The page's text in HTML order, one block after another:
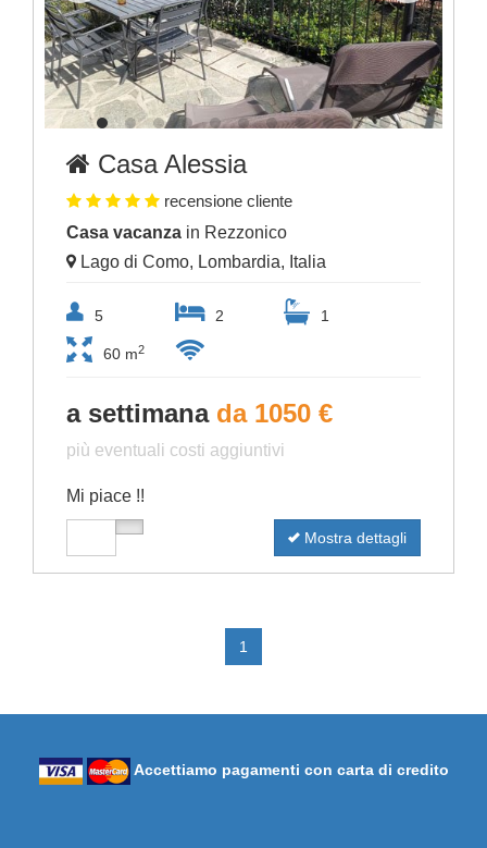
Casa Alessia
recensione cliente
Casa vacanza in Rezzonico
Lago di Como, Lombardia, Italia
5 2 1
60 m2
a settimana da 1050 €
più eventuali costi aggiuntivi
Mi piace !!
Mostra dettagli
1
Accettiamo pagamenti con carta di credito